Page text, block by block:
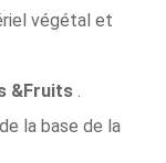
végétal et
&Fruits .
la base de la